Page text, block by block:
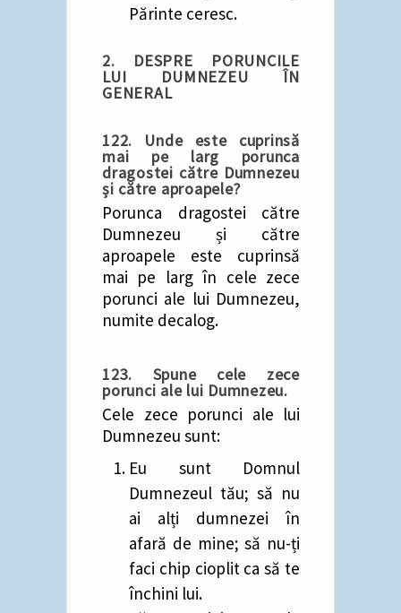
Părinte ceresc.
2. DESPRE PORUNCILE
LUI DUMNEZEU ÎN
GENERAL
122. Unde este cuprinsă
mai pe larg porunca
dragostei către Dumnezeu
și către aproapele?
Porunca dragostei către
Dumnezeu și către
aproapele este cuprinsă
mai pe larg în cele zece
porunci ale lui Dumnezeu,
numite decalog.
123. Spune cele zece
porunci ale lui Dumnezeu.
Cele zece porunci ale lui
Dumnezeu sunt:
Eu sunt Domnul
Dumnezeul tău; să nu
ai alți dumnezei în
afară de mine; să nu-ți
faci chip cioplit ca să te
închini lui.